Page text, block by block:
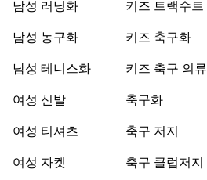
남성 러닝화
남성 농구화
남성 테니스화
여성 신발
여성 티셔츠
여성 자켓
키즈 트랙수트
키즈 축구화
키즈 축구 의류
축구화
축구 저지
축구 클럽저지